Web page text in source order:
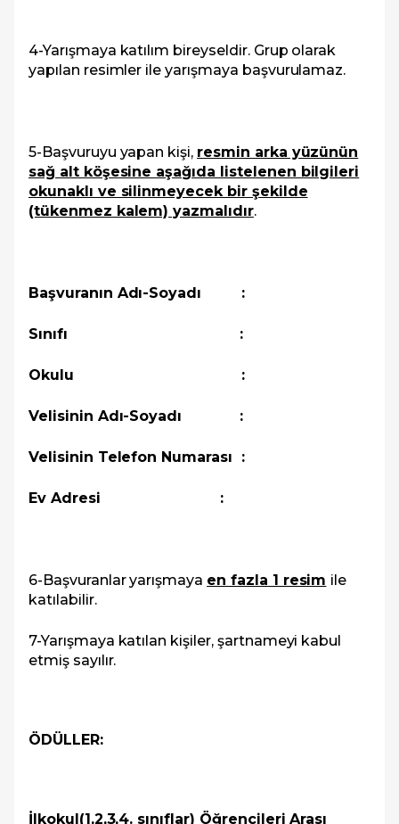
4-Yarışmaya katılım bireyseldir. Grup olarak
yapılan resimler ile yarışmaya başvurulamaz.
5-Başvuruyu yapan kişi, resmin arka yüzünün
sağ alt köşesine aşağıda listelenen bilgileri
okunaklı ve silinmeyecek bir şekilde
(tükenmez kalem) yazmalıdır.
Başvuranın Adı-Soyadı :
Sınıfı :
Okulu :
Velisinin Adı-Soyadı :
Velisinin Telefon Numarası :
Ev Adresi :
6-Başvuranlar yarışmaya en fazla 1 resim ile
katılabilir.
7-Yarışmaya katılan kişiler, şartnameyi kabul
etmiş sayılır.
ÖDÜLLER:
İlkokul(1,2,3,4. sınıflar) Öğrencileri Arası